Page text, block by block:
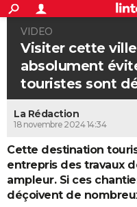
ACTUALITÉS
Politique
Société
Faits Divers
Education
Monde
SPORT
Coupe du monde 2026
Football
Tennis
Cyclisme
Rugby
Forum
CULTURE
FINANCE
Retraite
Impôts
Epargne
Immobilier
Risques naturels par ville
Banque
Assurance
Crédit
AUTO
Essais
Réserver un essai
Citadines
Berlines
SUV
Forum auto
+
HIGH-TECH
Mobiles
Meilleur smartphone
Internet
Ordinateurs
Jeux vidéo
Guide high-tech
+
BRICOLAGE
VIDEO
Visiter cette
absolument
touristes sont
La Rédaction
18 novembre 2024 14:34
Cette destination
entrepris des travaux
ampleur. Si ces
déçoivent de